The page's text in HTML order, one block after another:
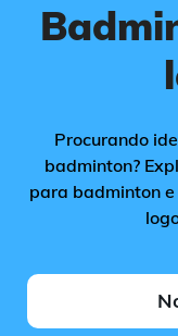
Procurando
badminton?
para badminton e